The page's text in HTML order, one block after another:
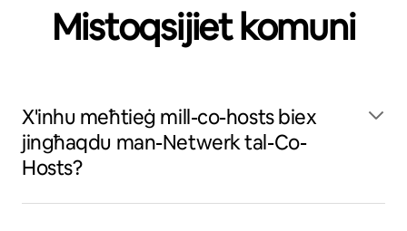
Mistoqsijiet komuni
X'inhu meħtieġ mill-co-hosts biex
jingħaqdu man-Netwerk tal-Co-
Hosts?